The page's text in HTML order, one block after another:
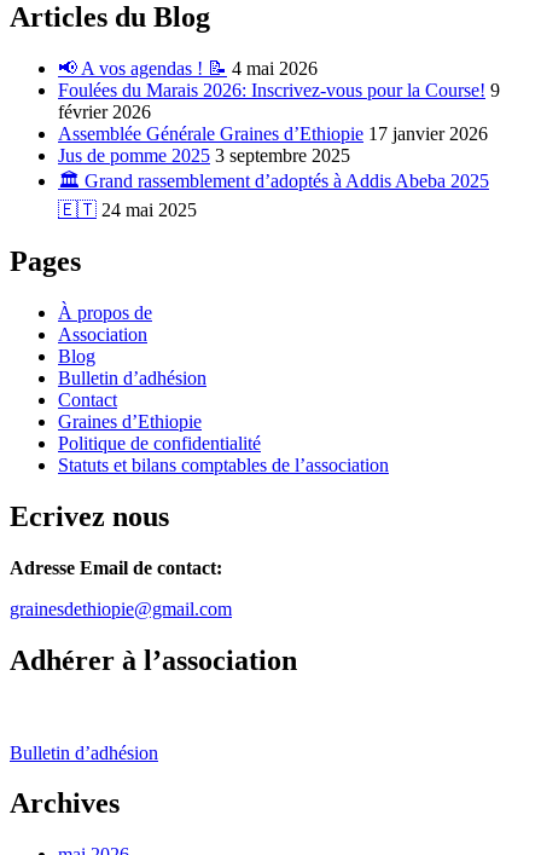
Articles du Blog
📢 A vos agendas ! 📝 4 mai 2026
Foulées du Marais 2026: Inscrivez-vous pour la Course! 9
février 2026
Assemblée Générale Graines d’Ethiopie 17 janvier 2026
Jus de pomme 2025 3 septembre 2025
🏛️ Grand rassemblement d’adoptés à Addis Abeba 2025
🇪🇹 24 mai 2025
Pages
À propos de
Association
Blog
Bulletin d’adhésion
Contact
Graines d’Ethiopie
Politique de confidentialité
Statuts et bilans comptables de l’association
Ecrivez nous
Adresse Email de contact:
grainesdethiopie@gmail.com
Adhérer à l’association
Bulletin d’adhésion
Archives